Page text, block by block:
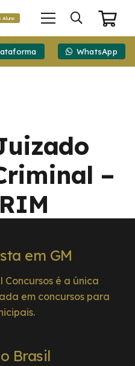
Aluno
WhatsApp
–
em GM
Concursos é a única
em concursos para
Brasil